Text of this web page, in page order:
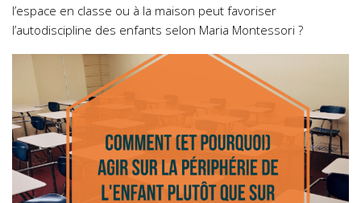
l’espace en classe ou à la maison peut favoriser
l’autodiscipline des enfants selon Maria Montessori ?